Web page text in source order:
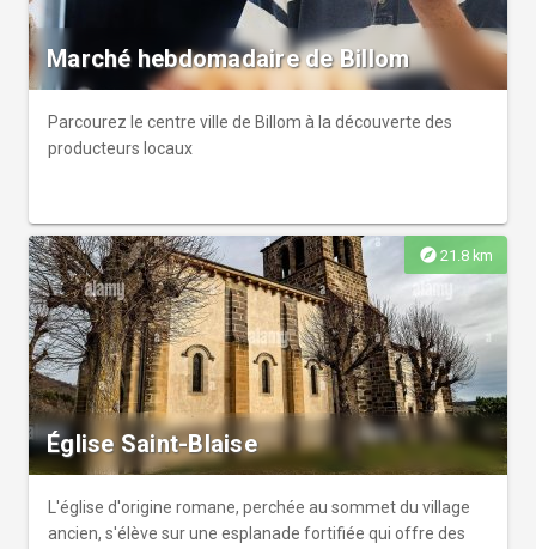
Marché hebdomadaire de Billom
Parcourez le centre ville de Billom à la découverte des
producteurs locaux
explore 21.8 km
Église Saint-Blaise
L'église d'origine romane, perchée au sommet du village
ancien, s'élève sur une esplanade fortifiée qui offre des